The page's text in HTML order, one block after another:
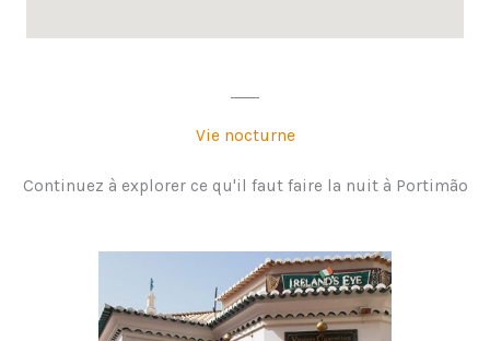
Vie nocturne
Continuez à explorer ce qu'il faut faire la nuit à Portimão